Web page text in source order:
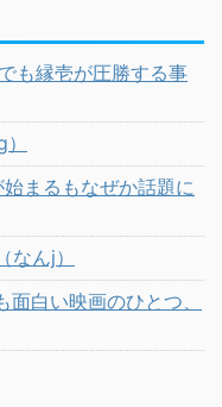
も縁壱が圧勝する事
まるもなぜか話題に
んj）
面白い映画のひとつ、